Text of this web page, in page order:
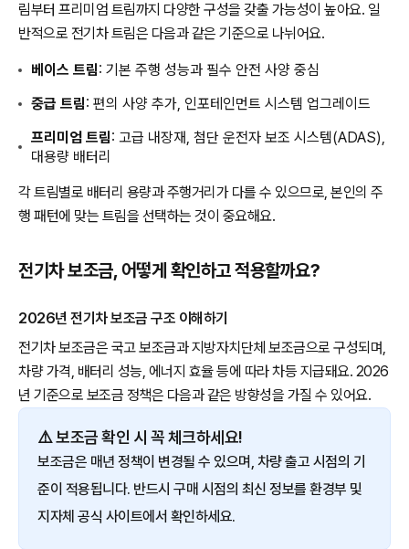
림부터 프리미엄 트림까지 다양한 구성을 갖출 가능성이 높아요. 일
반적으로 전기차 트림은 다음과 같은 기준으로 나뉘어요.
베이스 트림: 기본 주행 성능과 필수 안전 사양 중심
중급 트림: 편의 사양 추가, 인포테인먼트 시스템 업그레이드
프리미엄 트림: 고급 내장재, 첨단 운전자 보조 시스템(ADAS),
대용량 배터리
각 트림별로 배터리 용량과 주행거리가 다를 수 있으므로, 본인의 주
행 패턴에 맞는 트림을 선택하는 것이 중요해요.
전기차 보조금, 어떻게 확인하고 적용할까요?
2026년 전기차 보조금 구조 이해하기
전기차 보조금은 국고 보조금과 지방자치단체 보조금으로 구성되며,
차량 가격, 배터리 성능, 에너지 효율 등에 따라 차등 지급돼요. 2026
년 기준으로 보조금 정책은 다음과 같은 방향성을 가질 수 있어요.
⚠️ 보조금 확인 시 꼭 체크하세요!
보조금은 매년 정책이 변경될 수 있으며, 차량 출고 시점의 기
준이 적용됩니다. 반드시 구매 시점의 최신 정보를 환경부 및
지자체 공식 사이트에서 확인하세요.